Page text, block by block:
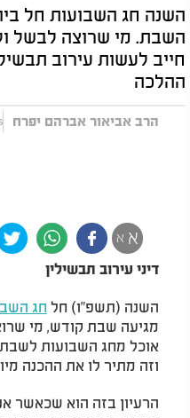
השנה חג השבועות חל
השבת. מי שרוצה לבשל
חייב לעשות עירוב
ההלכה
הרב אביאור אברהם יפרח
א א
דיני עירוב תבשילין
השנה (תשפ"ו) חל חג
מגיעה שבת קודש, מי
אוכל מחג השבועות
וזה מתיר לו את ההכנה
הרעיון בזה הוא שכאשר